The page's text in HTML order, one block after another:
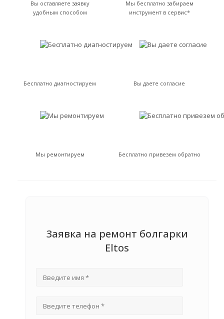
Вы оставляете заявку
удобным способом
Мы бесплатно забираем
инструмент в сервис*
Бесплатно диагностируем Вы даете согласие
Мы ремонтируем Бесплатно привезем обратно
Заявка на ремонт болгарки
Eltos